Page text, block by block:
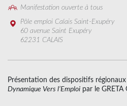
Manifestation ouverte à tous
Pôle emploi Calais Saint-Exupéry
60 avenue Saint Exupéry
62231 CALAIS
Présentation des dispositifs régionaux
Dynamique Vers l’Emploi par le